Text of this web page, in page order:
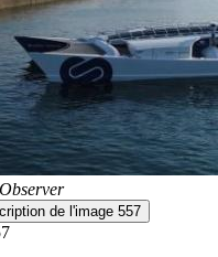
de l'image 557